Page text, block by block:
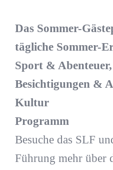
Das Sommer-
tägliche Sommer-
Sport &
Besichtigungen &
Kultur
Programm
Besuche das SLF
Führung mehr über